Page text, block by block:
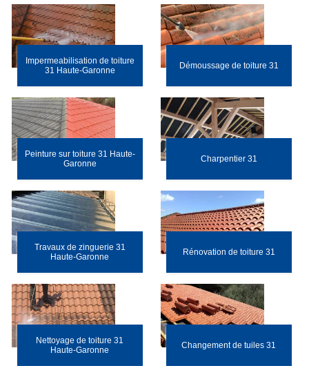
Impermeabilisation de toiture
31 Haute-Garonne
Démoussage de toiture 31
Peinture sur toiture 31 Haute-
Garonne
Charpentier 31
Travaux de zinguerie 31
Haute-Garonne
Rénovation de toiture 31
Nettoyage de toiture 31
Haute-Garonne
Changement de tuiles 31